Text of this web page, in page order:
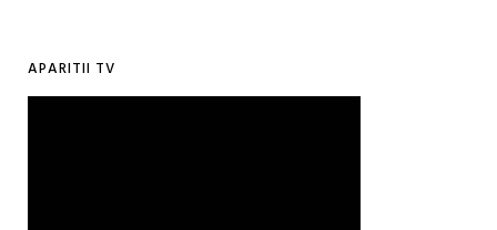
APARITII TV